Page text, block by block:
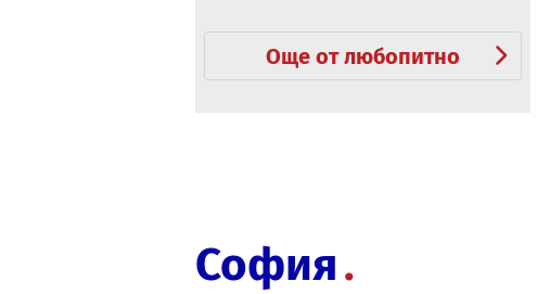
Още от любопитно
София